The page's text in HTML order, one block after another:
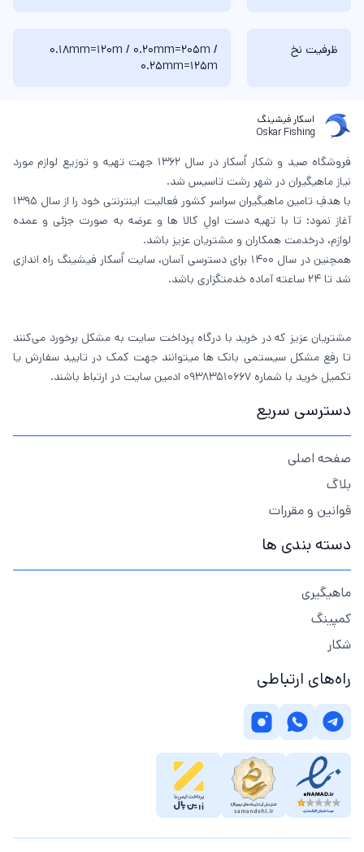
ظرفیت نخ
0.18mm=120m / 0.20mm=205m /
0.25mm=125m
اسکار فیشینگ
Oskar Fishing
فروشگاه صید و شکار اُسکار در سال 1362 جهت تهیه و توزیع لوازم مورد
نیاز ماهیگیران در شهر رشت تاسیس شد.
با هدفِ تامین ماهیگیران سراسر کشور فعالیت اینترنتی خود را از سال 1395
آغاز نمود؛ تا با تهیه دست اولِ کالا ها و عرضه به صورت جزئی و عمده
لوازم، درخدمت همکاران و مشتریان عزیز باشد.
همچنین در سال 1400 برای دسترسی آسان، سایت اُسکار فیشینگ راه اندازی
شد تا 24 ساعته آماده خدمتگزاری باشد.
مشتریان عزیز که در خرید با درگاه پرداخت سایت به مشکل برخورد می‌کنند
تا رفع مشکل سیستمی بانک ها میتوانند جهت کمک در تایید سفارش یا
تکمیل خرید با شماره 09383510667 ادمین سایت در ارتباط باشند.
دسترسی سریع
صفحه اصلی
بلاگ
قوانین و مقررات
دسته بندی ها
ماهیگیری
کمپینگ
شکار
راه‌های ارتباطی